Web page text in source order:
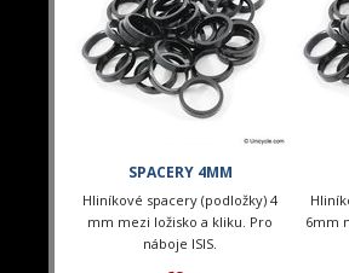
SPACERY 4MM
Hliníkové spacery (podložky) 4
mm mezi ložisko a kliku. Pro
náboje ISIS.
6mm